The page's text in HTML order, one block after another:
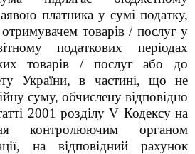
платника у сумі податку,
товарів / послуг у
податкових періодах
товарів / послуг або до
України, в частині, що не
суму, обчислену відповідно
2001 розділу V Кодексу на
контролюючим органом
на відповідний рахунок